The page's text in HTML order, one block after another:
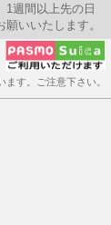
1週間以上先の日
いいたします。
す。ご注意下さい。